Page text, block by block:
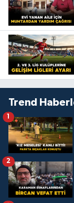
Trend
1
2